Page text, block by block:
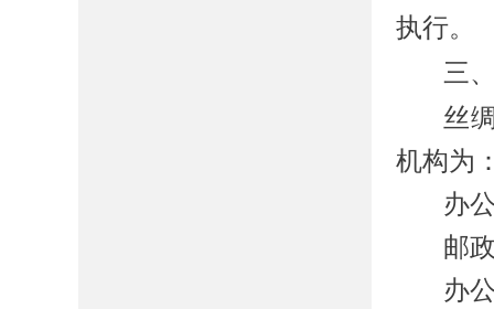
执行。
三
丝
机构为
办
邮
办